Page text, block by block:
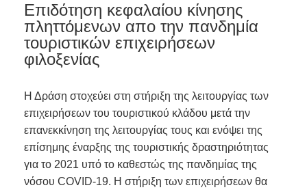
Επιδότηση κεφαλαίου κίνησης
πληττόμενων απο την πανδημία
τουριστικών επιχειρήσεων
φιλοξενίας
Η Δράση στοχεύει στη στήριξη της λειτουργίας των
επιχειρήσεων του τουριστικού κλάδου μετά την
επανεκκίνηση της λειτουργίας τους και ενόψει της
επίσημης έναρξης της τουριστικής δραστηριότητας
για το 2021 υπό το καθεστώς της πανδημίας της
νόσου COVID-19. Η στήριξη των επιχειρήσεων θα